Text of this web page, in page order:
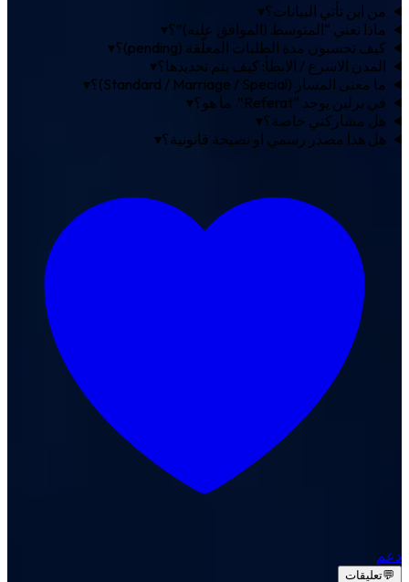
من اين تأتي البيانات؟▾
ماذا تعني “المتوسط (الموافق عليه)”؟▾
كيف تحسبون مدة الطلبات المعلّقة (pending)؟
▾
المدن الاسرع / الابطأ: كيف يتم تحديدها؟▾
ما معنى المسار (Standard / Marriage / Special)؟
▾
في برلين يوجد “Referat”. ما هو؟
▾
هل مشاركتي خاصة؟▾
هل هذا مصدر رسمي او نصيحة قانونية؟▾
دعم
💬تعليقات